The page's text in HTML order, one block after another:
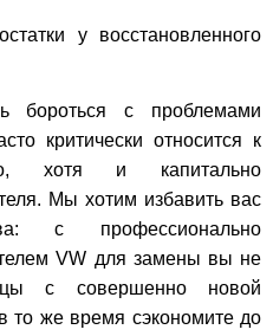
у восстановленного
бороться с проблемами
критически относится к
хотя и капитально
Мы хотим избавить вас
с профессионально
VW для замены вы не
с совершенно новой
то же время сэкономите до